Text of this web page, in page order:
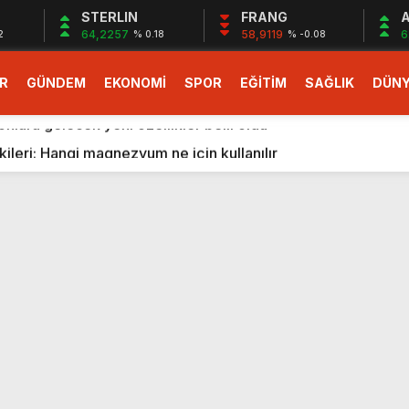
STERLIN
64,2257 % 0.18
FRANG
58,9119 % -0.08
GÜNDEM EKONOMİ SPOR EĞİTİM SAĞLIK
dev teklif
gelecek yeni özellikler belli oldu
Hangi magnezyum ne için kullanılır
başlıyor